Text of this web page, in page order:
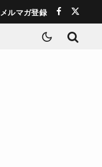
メルマガ登録